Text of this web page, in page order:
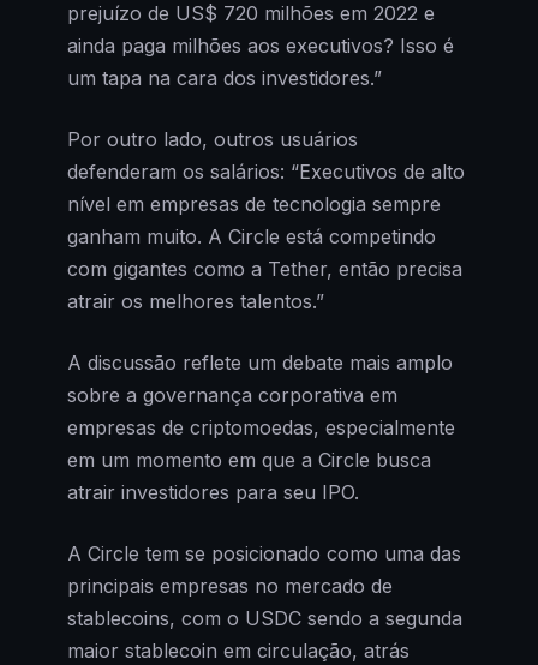
prejuízo de US$ 720 milhões em 2022 e
ainda paga milhões aos executivos? Isso é
um tapa na cara dos investidores.”
Por outro lado, outros usuários
defenderam os salários: “Executivos de alto
nível em empresas de tecnologia sempre
ganham muito. A Circle está competindo
com gigantes como a Tether, então precisa
atrair os melhores talentos.”
A discussão reflete um debate mais amplo
sobre a governança corporativa em
empresas de criptomoedas, especialmente
em um momento em que a Circle busca
atrair investidores para seu IPO.
A Circle tem se posicionado como uma das
principais empresas no mercado de
stablecoins, com o USDC sendo a segunda
maior stablecoin em circulação, atrás